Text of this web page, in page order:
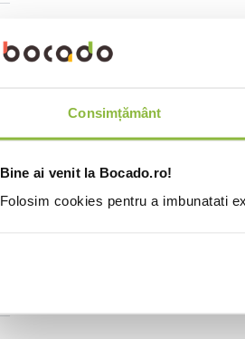
Consimțământ
Bine ai venit la Bocado.ro!
Folosim cookies pentru a imbunatati